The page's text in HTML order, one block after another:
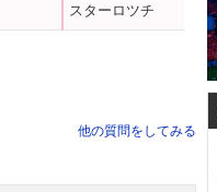
スターロツチ
他の質問をしてみる